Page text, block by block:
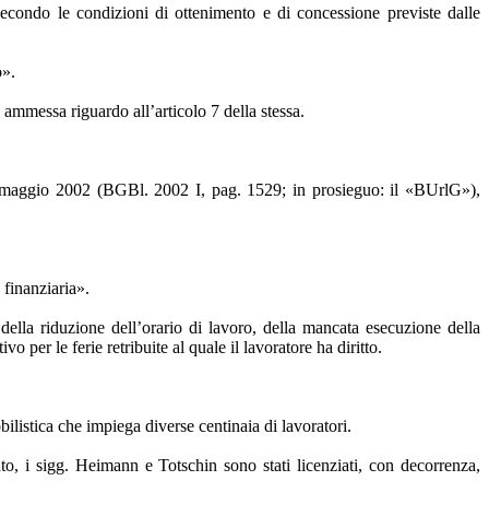
le condizioni di ottenimento e di concessione previste dalle
riguardo all’articolo 7 della stessa.
2002 (BGBl. 2002 I, pag. 1529; in prosieguo: il «BUrlG»),
finanziaria».
riduzione dell’orario di lavoro, della mancata esecuzione della
per le ferie retribuite al quale il lavoratore ha diritto.
che impiega diverse centinaia di lavoratori.
i sigg. Heimann e Totschin sono stati licenziati, con decorrenza,